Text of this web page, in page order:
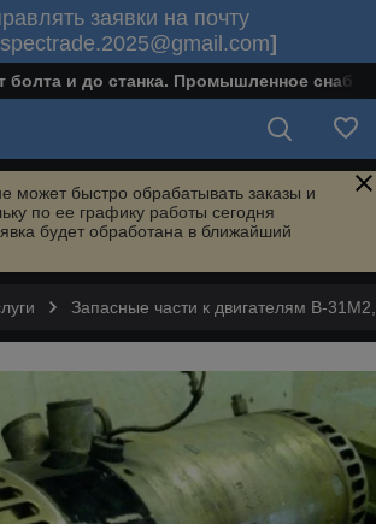
заявки на почту
]
болта и до станка. Промышленное
может быстро обрабатывать заказы и
по ее графику работы сегодня
будет обработана в ближайший
Запасные части к двигателям В-